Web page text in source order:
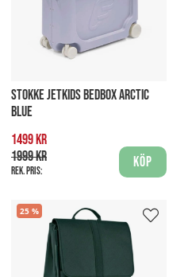
STOKKE JETKIDS BEDBOX ARCTIC
BLUE
1499 kr
1999 kr
Rek. pris:
Köp
25